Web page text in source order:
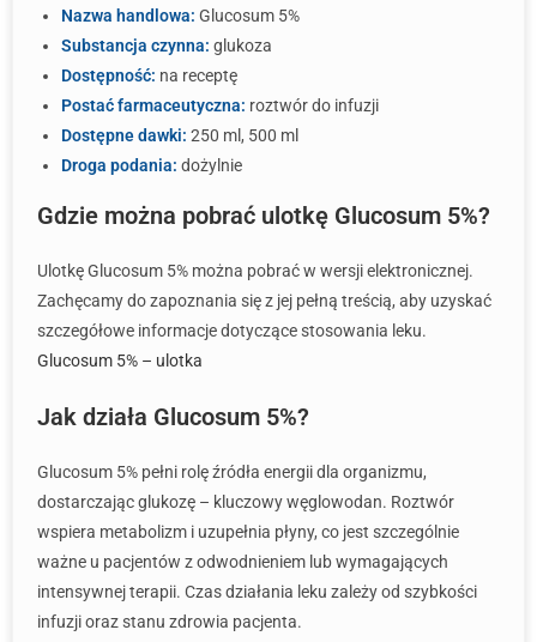
Nazwa handlowa: Glucosum 5%
Substancja czynna: glukoza
Dostępność: na receptę
Postać farmaceutyczna: roztwór do infuzji
Dostępne dawki: 250 ml, 500 ml
Droga podania: dożylnie
Gdzie można pobrać ulotkę Glucosum 5%?
Ulotkę Glucosum 5% można pobrać w wersji elektronicznej.
Zachęcamy do zapoznania się z jej pełną treścią, aby uzyskać
szczegółowe informacje dotyczące stosowania leku.
Glucosum 5% – ulotka
Jak działa Glucosum 5%?
Glucosum 5% pełni rolę źródła energii dla organizmu,
dostarczając glukozę – kluczowy węglowodan. Roztwór
wspiera metabolizm i uzupełnia płyny, co jest szczególnie
ważne u pacjentów z odwodnieniem lub wymagających
intensywnej terapii. Czas działania leku zależy od szybkości
infuzji oraz stanu zdrowia pacjenta.